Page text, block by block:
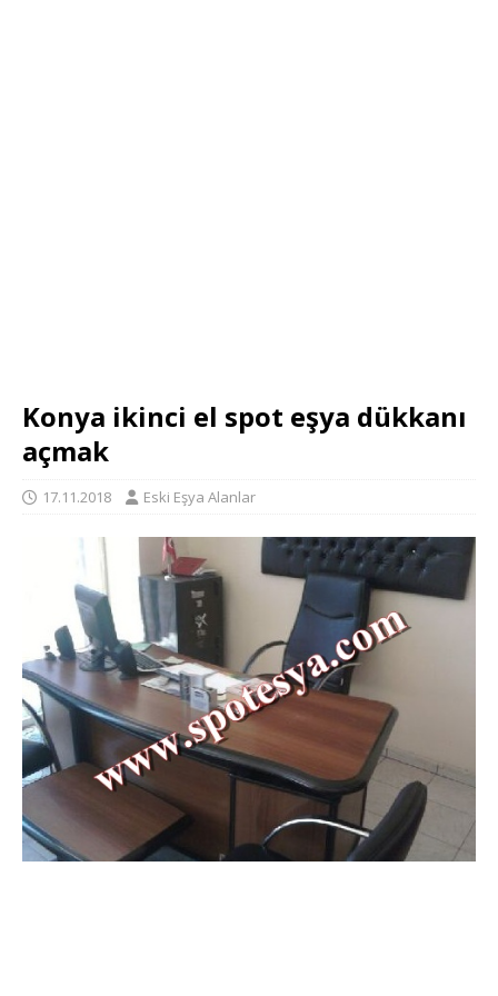
Konya ikinci el spot eşya dükkanı
açmak
17.11.2018 Eski Eşya Alanlar